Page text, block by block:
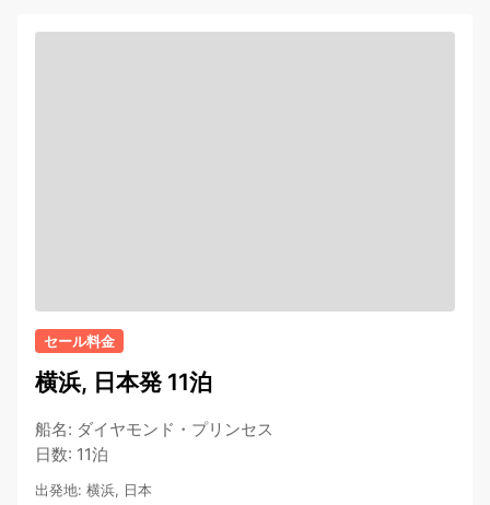
セール料金
横浜, 日本発 11泊
船名: ダイヤモンド・プリンセス
日数: 11泊
出発地: 横浜, 日本